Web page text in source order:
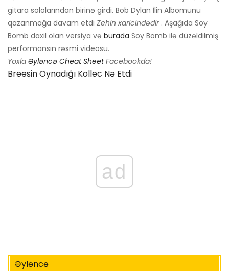
gitara sololarından birinə girdi. Bob Dylan İlin Albomunu
qazanmağa davam etdi Zehin xaricindədir. Aşağıda Soy
Bomb daxil olan versiya və burada Soy Bomb ilə düzəldilmiş
performansın rəsmi videosu.
Yoxla Əyləncə Cheat Sheet Facebookda!
Breesin Oynadığı Kollec Nə Etdi
ad
Əyləncə